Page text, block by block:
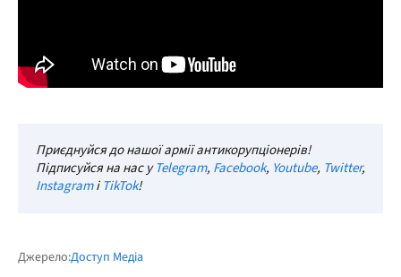
Приєднуйся до нашої армії антикорупціонерів!
Підписуйся на нас уTelegram, Facebook, Youtube, Twitter,
InstagramіTikTok!
Джерело:Доступ Медіа